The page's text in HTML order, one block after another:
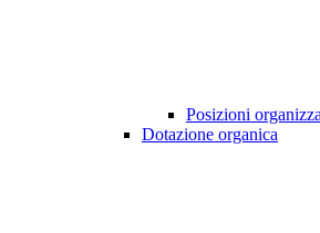
Posizioni
Dotazione organica